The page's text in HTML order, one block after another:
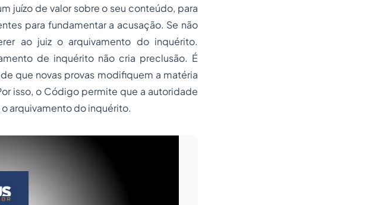
juízo de valor sobre o seu conteúdo, para
para fundamentar a acusação. Se não
ao juiz o arquivamento do inquérito.
de inquérito não cria preclusão. É
que novas provas modifiquem a matéria
isso, o Código permite que a autoridade
arquivamento do inquérito.